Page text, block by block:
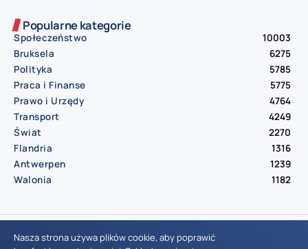
Popularne kategorie
Społeczeństwo
10003
Bruksela
6275
Polityka
5785
Praca i Finanse
5775
Prawo i Urzędy
4764
Transport
4249
Świat
2270
Flandria
1316
Antwerpen
1239
Walonia
1182
© Aktualnosci.be – All Right Reserved 2016-2026
Nasza strona używa plików cookie, aby poprawić